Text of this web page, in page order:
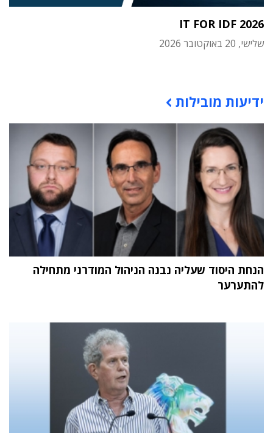
IT FOR IDF 2026
שלישי, 20 באוקטובר 2026
ידיעות מובילות
הנחת היסוד שעליה נבנה הניהול המודרני מתחילה
להתערער